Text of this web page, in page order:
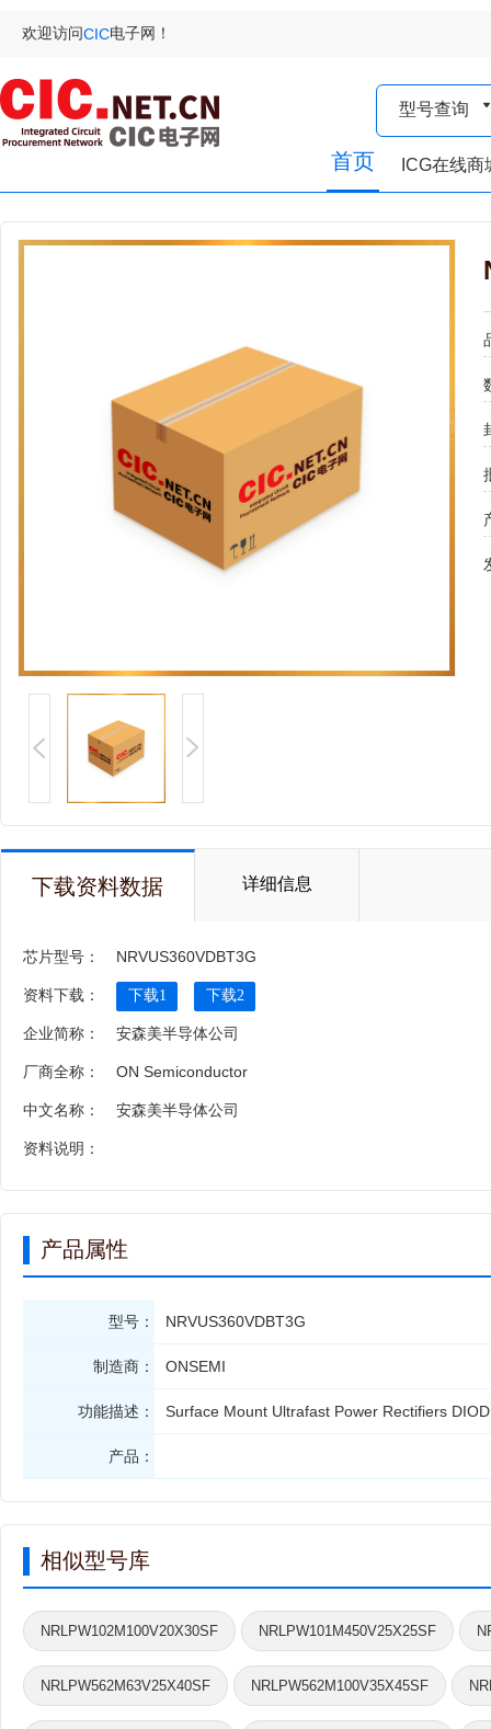
欢迎访问CIC电子网！
型号查询
首页 ICG在线商
下载资料数据 详细信息
芯片型号： NRVUS360VDBT3G
资料下载： 下载1 下载2
企业简称： 安森美半导体公司
厂商全称： ON Semiconductor
中文名称： 安森美半导体公司
资料说明：
产品属性
型号：
制造商：
功能描述：
产品：
NRVUS360VDBT3G
ONSEMI
Surface Mount Ultrafast Power Rectifiers
相似型号库
NRLPW102M100V20X30SF NRLPW101M450V25X25SF
NRLPW562M63V25X40SF NRLPW562M100V35X45SF